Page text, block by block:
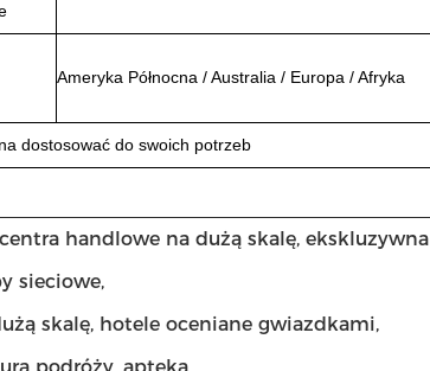
Ameryka Północna / Australia / Europa / Afryka
dostosować do swoich potrzeb
handlowe na dużą skalę, ekskluzywna
sieciowe,
skalę, hotele oceniane gwiazdkami,